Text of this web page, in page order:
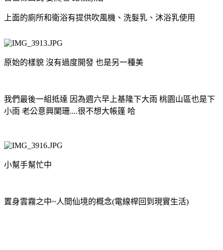
上面的廁所和衛浴有提供吹風機、洗髮乳、沐浴乳使用
原始的樣貌 沒有過度開發 也是另一種美
我們最後一組抵達 因為週六早上基隆下大雨 桃園山區也是下
小雨 老公意興闌珊....很不想大帳篷 哈
小幫手幫忙中
置身雲霧之中~人間仙境的概念(電線桿回到現實生活)